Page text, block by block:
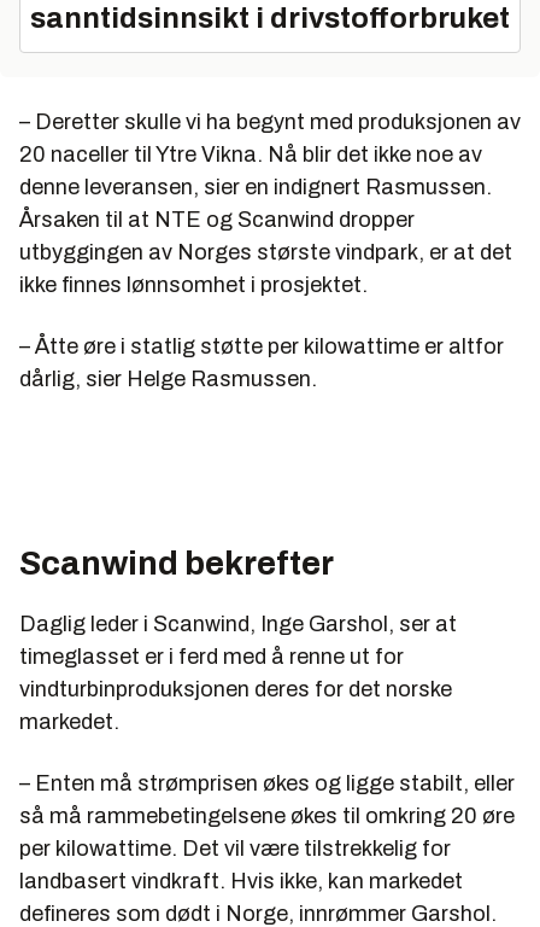
sanntidsinnsikt i drivstofforbruket
– Deretter skulle vi ha begynt med produksjonen av
20 naceller til Ytre Vikna. Nå blir det ikke noe av
denne leveransen, sier en indignert Rasmussen.
Årsaken til at NTE og Scanwind dropper
utbyggingen av Norges største vindpark, er at det
ikke finnes lønnsomhet i prosjektet.
– Åtte øre i statlig støtte per kilowattime er altfor
dårlig, sier Helge Rasmussen.
Scanwind bekrefter
Daglig leder i Scanwind, Inge Garshol, ser at
timeglasset er i ferd med å renne ut for
vindturbinproduksjonen deres for det norske
markedet.
– Enten må strømprisen økes og ligge stabilt, eller
så må rammebetingelsene økes til omkring 20 øre
per kilowattime. Det vil være tilstrekkelig for
landbasert vindkraft. Hvis ikke, kan markedet
defineres som dødt i Norge, innrømmer Garshol.